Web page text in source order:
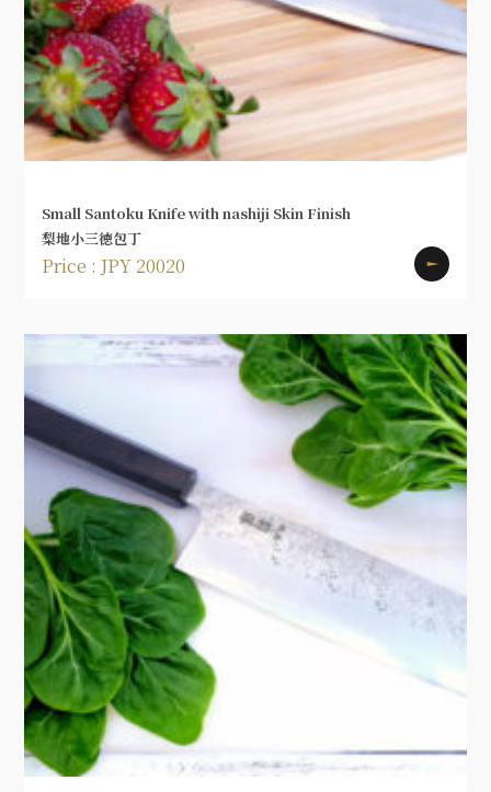
Small Santoku Knife with nashiji Skin Finish
梨地小三徳包丁
Price : JPY 20020